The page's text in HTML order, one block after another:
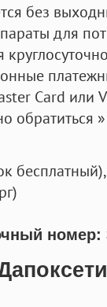
без
для
Card или
обратиться
бесплатный),
номер: